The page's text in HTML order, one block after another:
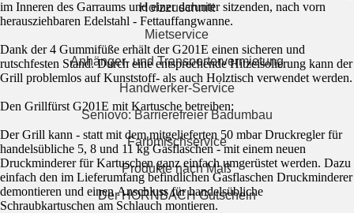
im Inneren des Garraums und einer darunter sitzenden, nach vorn
herausziehbaren Edelstahl - Fettauffangwanne.
Dank der 4 Gummifüße erhält der G201E einen sicheren und
rutschfesten Stand. Durch eine entsprechende Hitzeisolierung kann der
Grill problemlos auf Kunststoff- als auch Holztisch verwendet werden.
Den Grillfürst G201E mit Kartusche betreiben:
Der Grill kann - statt mit dem mitgelieferten 50 mbar Druckregler für
handelsübliche 5, 8 und 11 kg Gasflaschen - mit einem neuen
Druckminderer für Kartuschen ganz einfach umgerüstet werden. Dazu
einfach den im Lieferumfang befindlichen Gasflaschen Druckminderer
demontieren und einen Anschluss für handelsübliche
Schraubkartuschen am Schlauch montieren.
Holzzuschnitt
Mietservice
Anhänger- und Transportervermietung
Handwerker-Service
Seniovo: Barrierefreier Badumbau
Farbmischservice
Produkte nach Maß
Der HORNBACH Gutschein